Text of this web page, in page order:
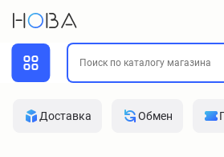
Доставка Обмен